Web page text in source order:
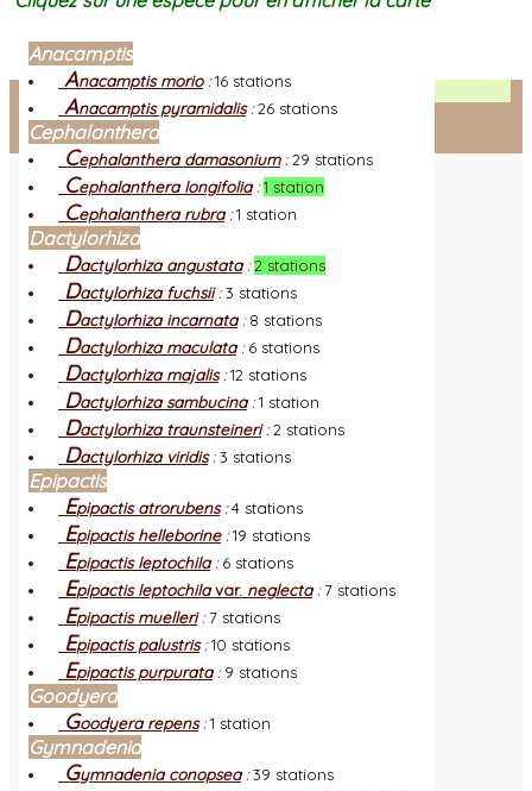
Facebook
Connexion adhérent
Anacamptis
Anacamptis morio:16 stations
Anacamptis pyramidalis:26 stations
Cephalanthera
Cephalanthera damasonium:29 stations
Cephalanthera longifolia:1 station
Cephalanthera rubra:1 station
Dactylorhiza
Dactylorhiza angustata:2 stations
Dactylorhiza fuchsii:3 stations
Dactylorhiza incarnata:8 stations
Dactylorhiza maculata:6 stations
Dactylorhiza majalis:12 stations
Dactylorhiza sambucina:1 station
Dactylorhiza traunsteineri:2 stations
Dactylorhiza viridis:3 stations
Epipactis
Epipactis atrorubens:4 stations
Epipactis helleborine:19 stations
Epipactis leptochila:6 stations
Epipactis leptochilavar. neglecta:7 stations
Epipactis muelleri:7 stations
Epipactis palustris:10 stations
Epipactis purpurata:9 stations
Goodyera
Goodyera repens:1 station
Gymnadenia
Gymnadenia conopsea:39 stations